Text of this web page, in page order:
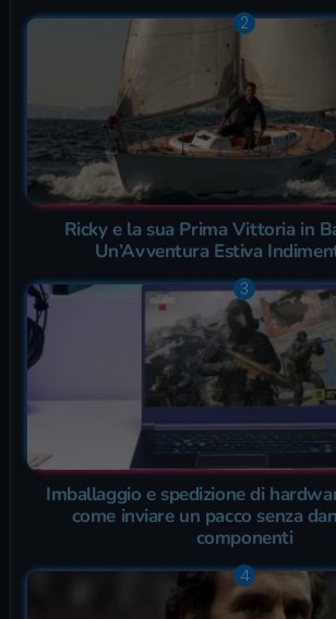
Ricky e la sua Prima Vittoria in
Un’Avventura Estiva
Imballaggio e spedizione di
come inviare un pacco senza
componenti